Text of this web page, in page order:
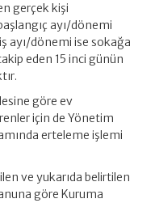
gerçek kişi
ayı/dönemi
ayı/dönemi ise sokağa
eden 15 inci günün
göre ev
için de Yönetim
erteleme işlemi
ve yukarıda belirtilen
göre Kuruma